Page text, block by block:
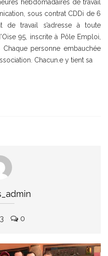
hebdomadaires de travail
sous contrat CDDi de 6
de travail s’adresse à toute
95, inscrite à Pôle Emploi,
personne embauchée
Chacun.e y tient sa
0